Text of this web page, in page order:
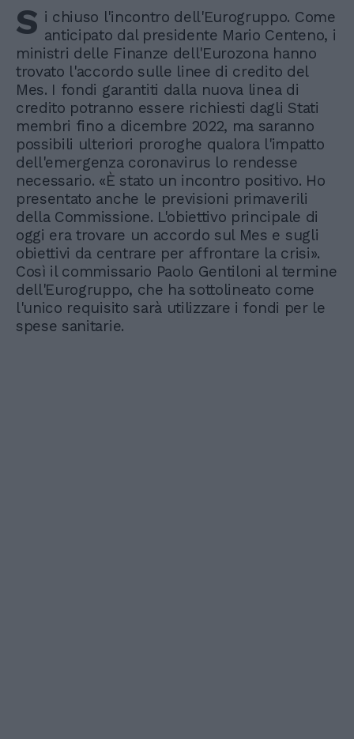
S i chiuso l'incontro dell'Eurogruppo. Come
anticipato dal presidente Mario Centeno, i
ministri delle Finanze dell'Eurozona hanno
trovato l'accordo sulle linee di credito del
Mes. I fondi garantiti dalla nuova linea di
credito potranno essere richiesti dagli Stati
membri fino a dicembre 2022, ma saranno
possibili ulteriori proroghe qualora l'impatto
dell'emergenza coronavirus lo rendesse
necessario. «È stato un incontro positivo. Ho
presentato anche le previsioni primaverili
della Commissione. L'obiettivo principale di
oggi era trovare un accordo sul Mes e sugli
obiettivi da centrare per affrontare la crisi».
Così il commissario Paolo Gentiloni al termine
dell'Eurogruppo, che ha sottolineato come
l'unico requisito sarà utilizzare i fondi per le
spese sanitarie.